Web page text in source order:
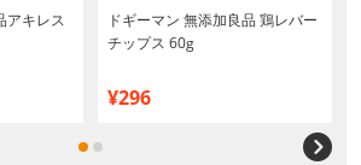
アキレス
ドギーマン 無添加良品 鶏レバー
チップス 60g
¥296